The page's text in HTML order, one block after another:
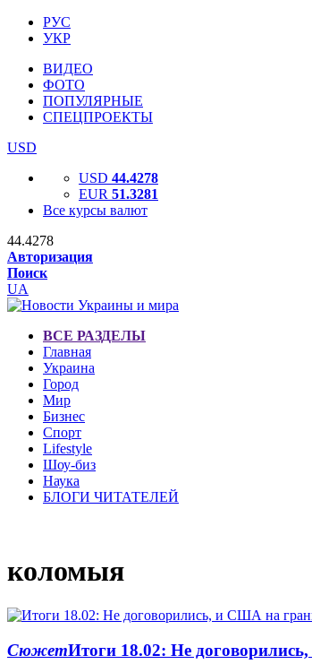
РУС
УКР
ВИДЕО
ФОТО
ПОПУЛЯРНЫЕ
СПЕЦПРОЕКТЫ
USD
USD 44.4278
EUR 51.3281
Все курсы валют
44.4278
Авторизация
Поиск
UA
ВСЕ РАЗДЕЛЫ
Главная
Украина
Город
Мир
Бизнес
Спорт
Lifestyle
Шоу-биз
Наука
БЛОГИ ЧИТАТЕЛЕЙ
коломыя
СюжетИтоги 18.02: Не